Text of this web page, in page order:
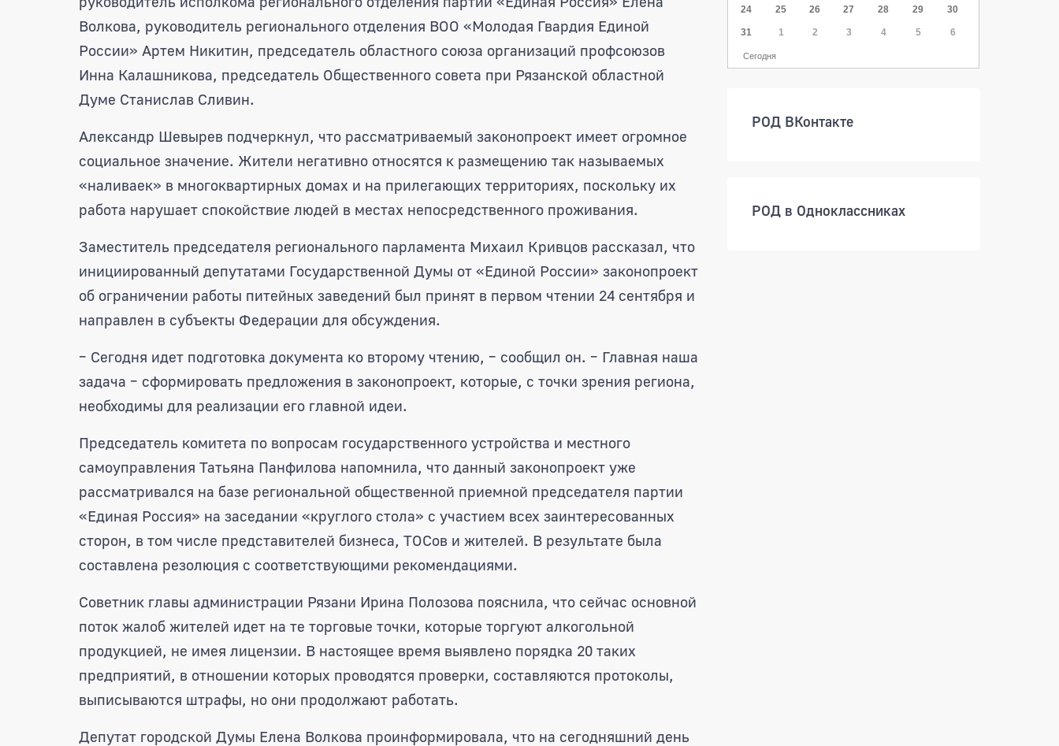
Волкова, руководитель регионального отделения ВОО «Молодая Гвардия Единой
России» Артем Никитин, председатель областного союза организаций профсоюзов
Инна Калашникова, председатель Общественного совета при Рязанской областной
Думе Станислав Сливин.
Александр Шевырев подчеркнул, что рассматриваемый законопроект имеет огромное
социальное значение. Жители негативно относятся к размещению так называемых
«наливаек» в многоквартирных домах и на прилегающих территориях, поскольку их
работа нарушает спокойствие людей в местах непосредственного проживания.
Заместитель председателя регионального парламента Михаил Кривцов рассказал, что
инициированный депутатами Государственной Думы от «Единой России» законопроект
об ограничении работы питейных заведений был принят в первом чтении 24 сентября и
направлен в субъекты Федерации для обсуждения.
– Сегодня идет подготовка документа ко второму чтению, – сообщил он. – Главная наша
задача – сформировать предложения в законопроект, которые, с точки зрения региона,
необходимы для реализации его главной идеи.
Председатель комитета по вопросам государственного устройства и местного
самоуправления Татьяна Панфилова напомнила, что данный законопроект уже
рассматривался на базе региональной общественной приемной председателя партии
«Единая Россия» на заседании «круглого стола» с участием всех заинтересованных
сторон, в том числе представителей бизнеса, ТОСов и жителей. В результате была
составлена резолюция с соответствующими рекомендациями.
Советник главы администрации Рязани Ирина Полозова пояснила, что сейчас основной
поток жалоб жителей идет на те торговые точки, которые торгуют алкогольной
продукцией, не имея лицензии. В настоящее время выявлено порядка 20 таких
предприятий, в отношении которых проводятся проверки, составляются протоколы,
выписываются штрафы, но они продолжают работать.
Депутат городской Думы Елена Волкова проинформировала, что на сегодняшний день
24 25 26 27 28 29 30
31 1 2 3 4 5 6
Сегодня
РОД ВКонтакте
РОД в Одноклассниках